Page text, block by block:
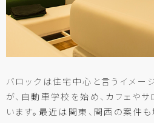
バロックは住宅中心と言うイメー
が、自動車学校を始め、カフェや
います。最近は関東、関西の案件